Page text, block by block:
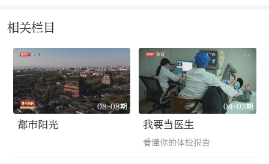
相关栏目
08-08期
都市阳光
04-03期
我要当医生
看懂你的体检报告